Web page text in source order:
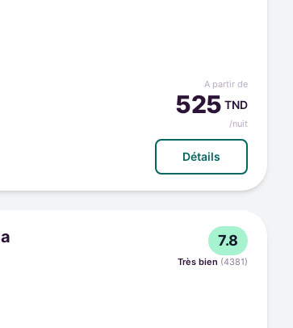
A partir de
525 TND
/nuit
Détails
7.8
Très bien (4381)